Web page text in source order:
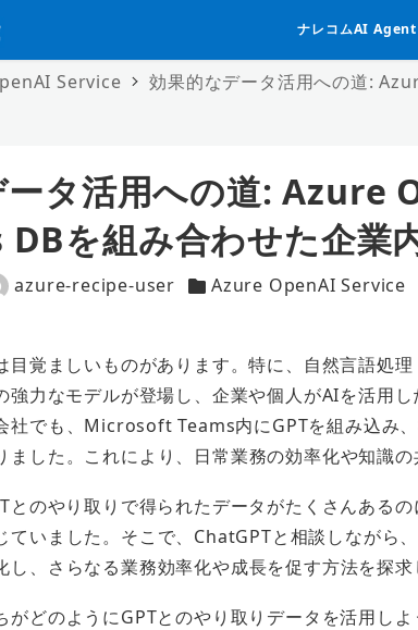
ナレコムAI
Service 効果的なデータ活用への道:
ータ活用への道: Azure
を組み合わせた企業
azure-recipe-user
カテゴリー
Azure OpenAI Service
目覚ましいものがあります。特に、自然言語処
強力なモデルが登場し、企業や個人がAIを活用
社でも、Microsoft Teams内にGPTを組み込み
ました。これにより、日常業務の効率化や知識の
とのやり取りで得られたデータがたくさんある
ていました。そこで、ChatGPTと相談しながら
し、さらなる業務効率化や成長を促す方法を探求
がどのようにGPTとのやり取りデータを活用しよ